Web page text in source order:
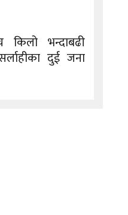
किलो भन्दाबढी
दुई जना